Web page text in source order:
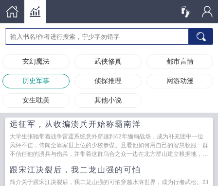
玄幻魔法 武侠修真 都市言情
历史军事 侦探推理 网游动漫
女生耽美 其他小说
远征军，从收编溃兵开始称霸南洋
大学生张驰带着战争雷霆系统意外穿越到42年缅甸战场，成为补充团中一位
风评不佳，传闻全靠家世上位的少校参谋。且看他如何用自己的智慧收服一群
不信任他的溃兵与伤兵，并带着这群乌合之众一边在北方群山建立根据地，一
跟宋江决裂后，我二龙山强的可怕
简介关于跟宋江决裂后，我二龙山强的可怕穿越水浒世界，成为行者武松。却